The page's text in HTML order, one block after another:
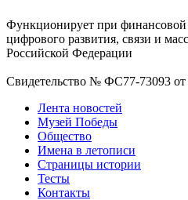
Функционирует при
цифрового развития, связи и
Российской Федерации
Свидетельство № ФС77-73093 от
Лента новостей
Музей Победы
Общество
Имена в летописи
Страницы истории
Тесты
Контакты